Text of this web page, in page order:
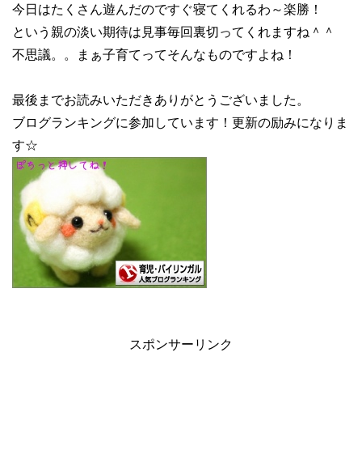
今日はたくさん遊んだのですぐ寝てくれるわ～楽勝！
という親の淡い期待は見事毎回裏切ってくれますね＾＾
不思議。。まぁ子育てってそんなものですよね！
最後までお読みいただきありがとうございました。
ブログランキングに参加しています！更新の励みになりま
す☆
スポンサーリンク